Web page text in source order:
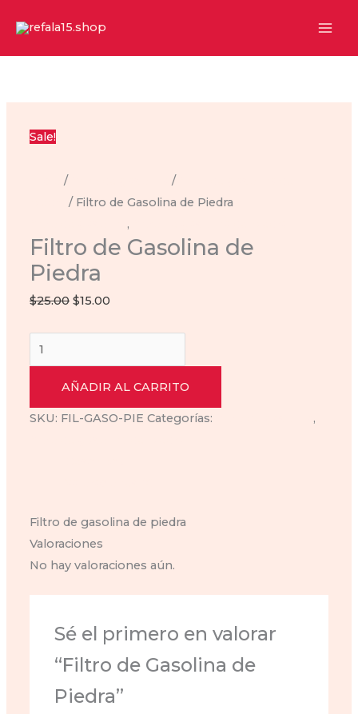
contenido
Sale!
/ /
/ Filtro de Gasolina de Piedra
,
Filtro de Gasolina de
Piedra
$25.00 Original
$25.00.
$15.00
$15.00.
Filtro
de
Gasolina
de
AÑADIR AL CARRITO
SKU: FIL-GASO-PIE Categorías:
,
Filtro de gasolina de piedra
Valoraciones
No hay valoraciones aún.
Sé el primero en valorar
“Filtro de Gasolina de
Piedra”